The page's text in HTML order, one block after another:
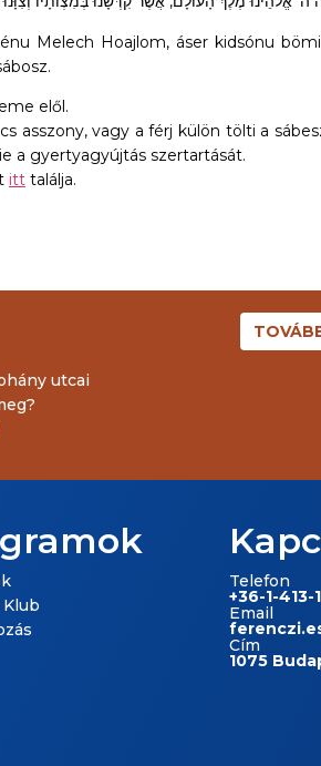
Melech Hoajlom, áser kidsónu
elől.
asszony, vagy a férj külön tölti a
a gyertyagyújtás szertartását.
itttalálja.
utcai
Telefon
+36-1-413-
Email
Cím
1075